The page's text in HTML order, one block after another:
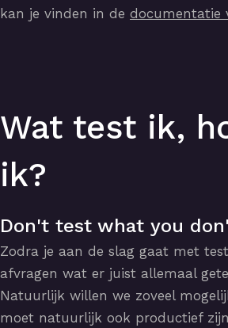
kan je vinden in de documentatie
Wat test ik,
ik?
Don't test what you
Zodra je aan de slag gaat met
afvragen wat er juist allemaal
Natuurlijk willen we zoveel
moet natuurlijk ook productief